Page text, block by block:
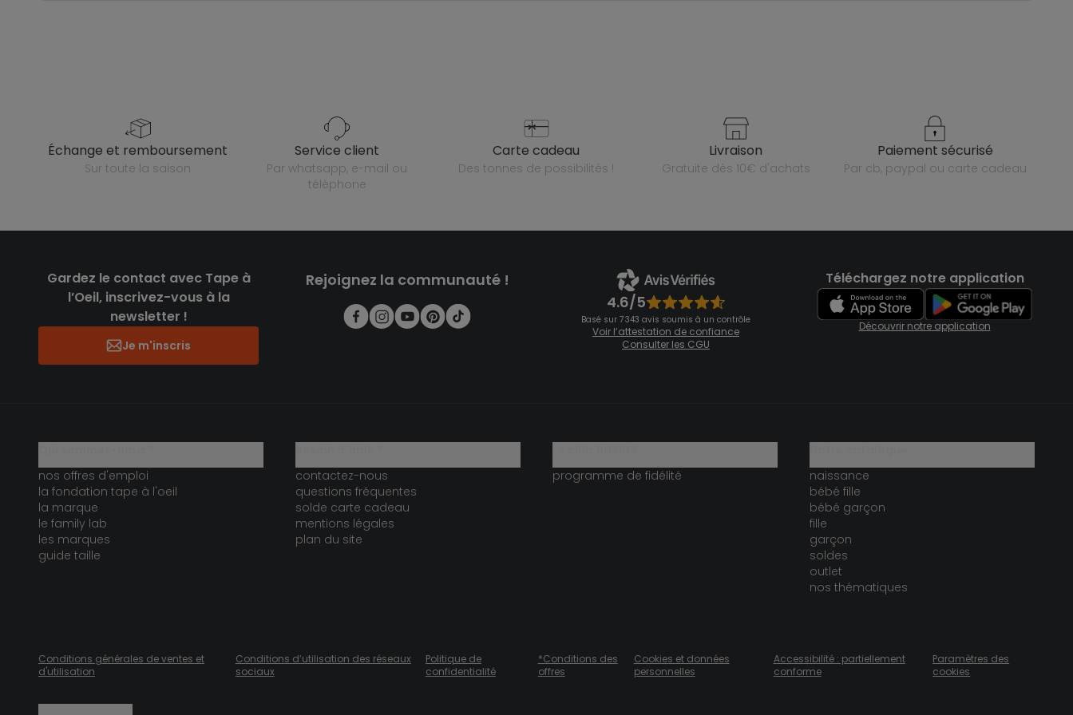
échange et remboursement
sur toute la saison
service client
par whatsapp, e-mail ou
téléphone
carte cadeau
des tonnes de possibilités !
livraison
gratuite dès 10€ d'achats
paiement sécurisé
par cb, paypal ou carte cadeau
Gardez le contact avec Tape à
l’Oeil, inscrivez-vous à la
newsletter !
Je m'inscris
Rejoignez la communauté !
4.6/5
Basé sur 7 343 avis soumis à un contrôle
Voir l’attestation de confiance
Consulter les CGU
Téléchargez notre application
Découvrir notre application
nos offres d'emploi
la fondation tape à l'oeil
la marque
le family lab
les marques
guide taille
contactez-nous
questions fréquentes
solde carte cadeau
mentions légales
plan du site
programme de fidélité
naissance
bébé fille
bébé garçon
fille
garçon
soldes
outlet
nos thématiques
Conditions générales de ventes et
d'utilisation
Conditions d’utilisation des réseaux
sociaux
Politique de
confidentialité
*Conditions des
offres
Cookies et données
personnelles
Accessibilité : partiellement
conforme
Paramètres des
cookies